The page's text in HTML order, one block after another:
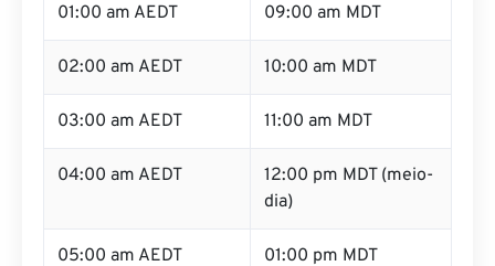
01:00 am AEDT 09:00 am MDT
02:00 am AEDT 10:00 am MDT
03:00 am AEDT 11:00 am MDT
04:00 am AEDT
12:00 pm MDT (meio-
dia)
05:00 am AEDT 01:00 pm MDT